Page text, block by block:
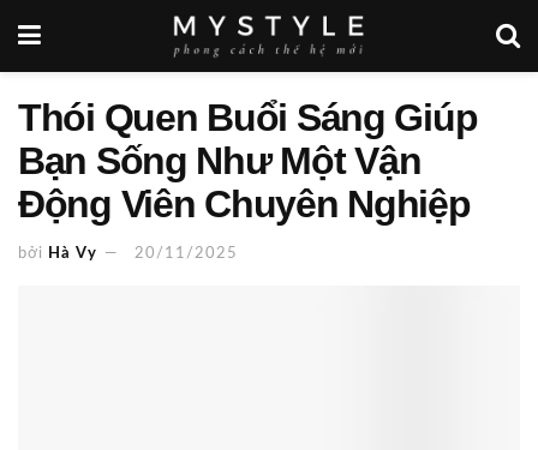
Thói Quen Buổi Sáng Giúp
Bạn Sống Như Một Vận
Động Viên Chuyên Nghiệp
bởi Hà Vy 20/11/2025